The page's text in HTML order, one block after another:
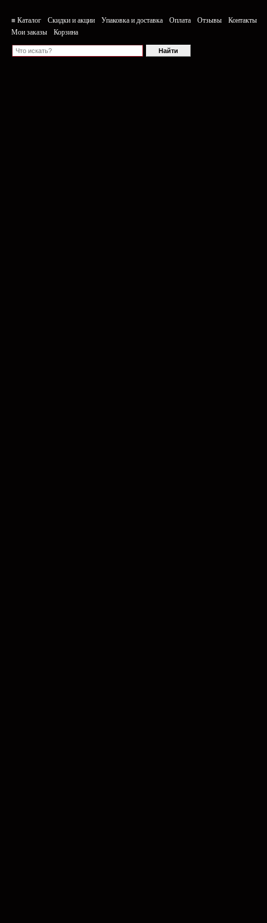
≡ Каталог Скидки и акции Упаковка и доставка Оплата Отзывы
Контакты
Мои заказы
Корзина